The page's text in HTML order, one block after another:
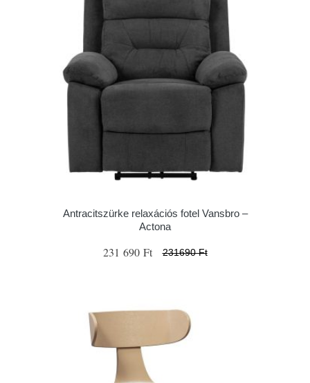
Antracitszürke relaxációs fotel Vansbro –
Actona
231 690 Ft 231690 Ft